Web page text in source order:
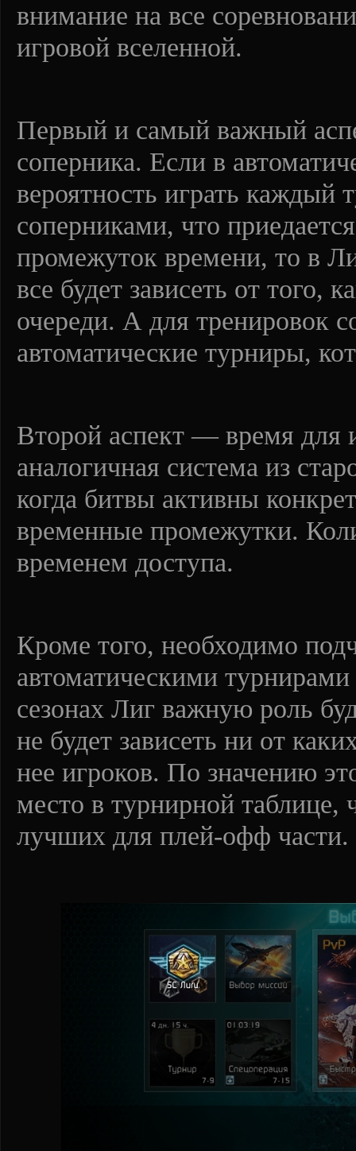
внимание на все
игровой вселенной.
Первый и самый важный
соперника. Если в
вероятность играть
соперниками, что
промежуток времени, то в
все будет зависеть от того,
очереди. А для тренировок
автоматические турниры,
Второй аспект — время для
аналогичная система из
когда битвы активны
временные промежутки.
временем доступа.
Кроме того, необходимо
автоматическими
сезонах Лиг важную роль
не будет зависеть ни от
нее игроков. По значению
место в турнирной таблице,
лучших для плей-офф части.